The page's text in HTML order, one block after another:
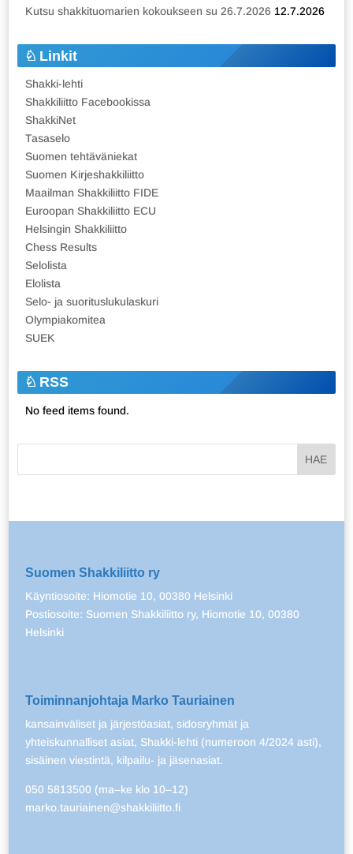
Kutsu shakkituomarien kokoukseen su 26.7.2026 12.7.2026
Linkit
Shakki-lehti
Shakkiliitto Facebookissa
ShakkiNet
Tasaselo
Suomen tehtäväniekat
Suomen Kirjeshakkiliitto
Maailman Shakkiliitto FIDE
Euroopan Shakkiliitto ECU
Helsingin Shakkiliitto
Chess Results
Selolista
Elolista
Selo- ja suorituslukulaskuri
Olympiakomitea
SUEK
RSS
No feed items found.
Suomen Shakkiliitto ry
Käyntiosoite: Hiomotie 10, 00380 Helsinki
Postiosoite: Suomen Shakkiliitto ry, Hiomotie 10, 00380
Helsinki
Toiminnanjohtaja Marko Tauriainen
kansainväliset ja järjestöasiat, sidosryhmät ja
yhteiskunnalliset asiat, Shakki-lehti (numeroon 4/2024 asti),
sisäinen viestintä, kilpailu- ja jäsenasiat.
050 5813500 (ma–ke klo 10–12)
marko.tauriainen@shakkiliitto.fi